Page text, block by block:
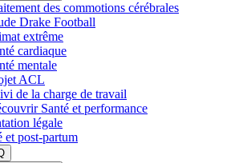
des commotions cérébrales
Drake Football
extrême
cardiaque
mentale
ACL
de la charge de travail
Santé et performance
légale
et post-partum